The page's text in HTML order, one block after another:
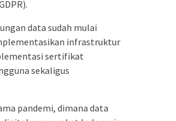
data sudah mulai
infrastruktur
sertifikat
sekaligus
pandemi, dimana data